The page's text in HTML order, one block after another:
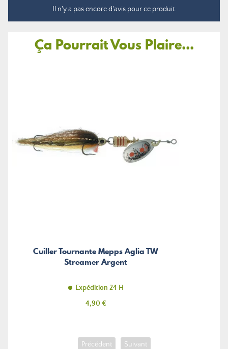
Il n'y a pas encore d'avis pour ce produit.
Ça Pourrait Vous Plaire...
Cuiller Tournante Mepps Aglia TW
Streamer Argent
Expédition 24 H
Prix
4,90 €
Précédent Suivant